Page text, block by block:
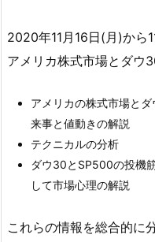
2020年11月16日(月)から
アメリカ株式市場とダウ
アメリカの株式市場と
来事と値動きの解説
テクニカルの分析
ダウ30とSP500の投機
して市場心理の解説
これらの情報を総合的に